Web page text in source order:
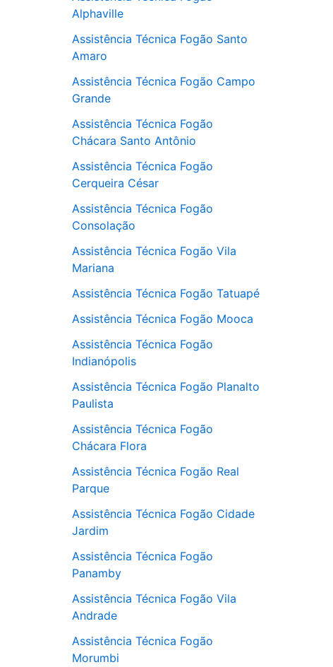
Alphaville
Assistência Técnica Fogão Santo
Amaro
Assistência Técnica Fogão Campo
Grande
Assistência Técnica Fogão
Chácara Santo Antônio
Assistência Técnica Fogão
Cerqueira César
Assistência Técnica Fogão
Consolação
Assistência Técnica Fogão Vila
Mariana
Assistência Técnica Fogão Tatuapé
Assistência Técnica Fogão Mooca
Assistência Técnica Fogão
Indianópolis
Assistência Técnica Fogão Planalto
Paulista
Assistência Técnica Fogão
Chácara Flora
Assistência Técnica Fogão Real
Parque
Assistência Técnica Fogão Cidade
Jardim
Assistência Técnica Fogão
Panamby
Assistência Técnica Fogão Vila
Andrade
Assistência Técnica Fogão
Morumbi